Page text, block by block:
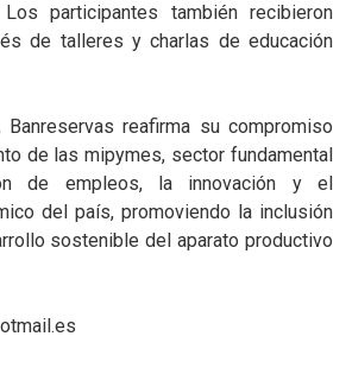
participantes también recibieron
de talleres y charlas de educación
reafirma su compromiso
de las mipymes, sector fundamental
de empleos, la innovación y el
del país, promoviendo la inclusión
sostenible del aparato productivo